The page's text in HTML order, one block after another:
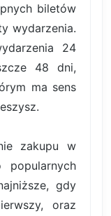
biletów
wydarzenia.
24
48 dni,
ma sens
zakupu w
gdy
oraz